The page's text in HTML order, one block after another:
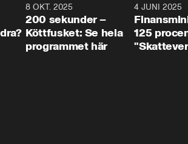
31:05 4:29
8 OKT. 2025
200 sekunder –
Köttfusket: Se hela
programmet här
4 JUNI 2025
125